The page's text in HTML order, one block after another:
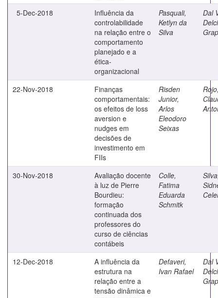
5-Dec-2018
Influência da
controlabilidade
na relação entre o
comportamento
planejado e a
ética-
organizacional
Pasquali,
Ketlyn da
Silva
Dal
Delci
22-Nov-2018
Finanças
comportamentais:
os efeitos de loss
aversion e
nudges em
decisões de
investimento em
FIIs
Risden
Junior,
Arlos
Eleodoro
Seixas
30-Nov-2018
Avaliação docente
à luz de Pierre
Bourdieu:
formação
continuada dos
professores do
curso de ciências
contábeis
Colle,
Fatima
Eduarda
Schmitk
12-Dec-2018
A influência da
estrutura na
relação entre a
tensão dinâmica e
Defaveri,
Ivan Rafael
Dal
Delci